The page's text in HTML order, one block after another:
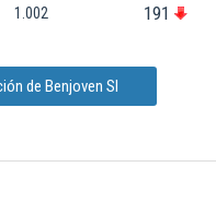
1.002 191
de Benjoven Sl